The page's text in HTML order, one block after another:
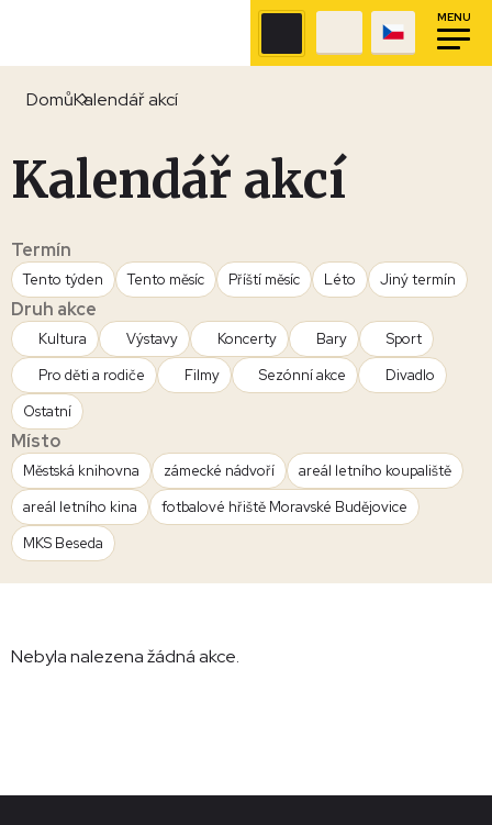
MENU
DomůKalendář akcí
Kalendář akcí
Termín
Tento týden Tento měsíc Příští měsíc Léto Jiný termín
Druh akce
Kultura Výstavy Koncerty Bary
Sport
Pro děti a rodiče
Filmy Sezónní akce
Divadlo
Ostatní
Místo
Městská knihovna zámecké nádvoří
areál letního koupaliště
areál letního kina
fotbalové hřiště Moravské Budějovice
MKS Beseda
Nebyla nalezena žádná akce.